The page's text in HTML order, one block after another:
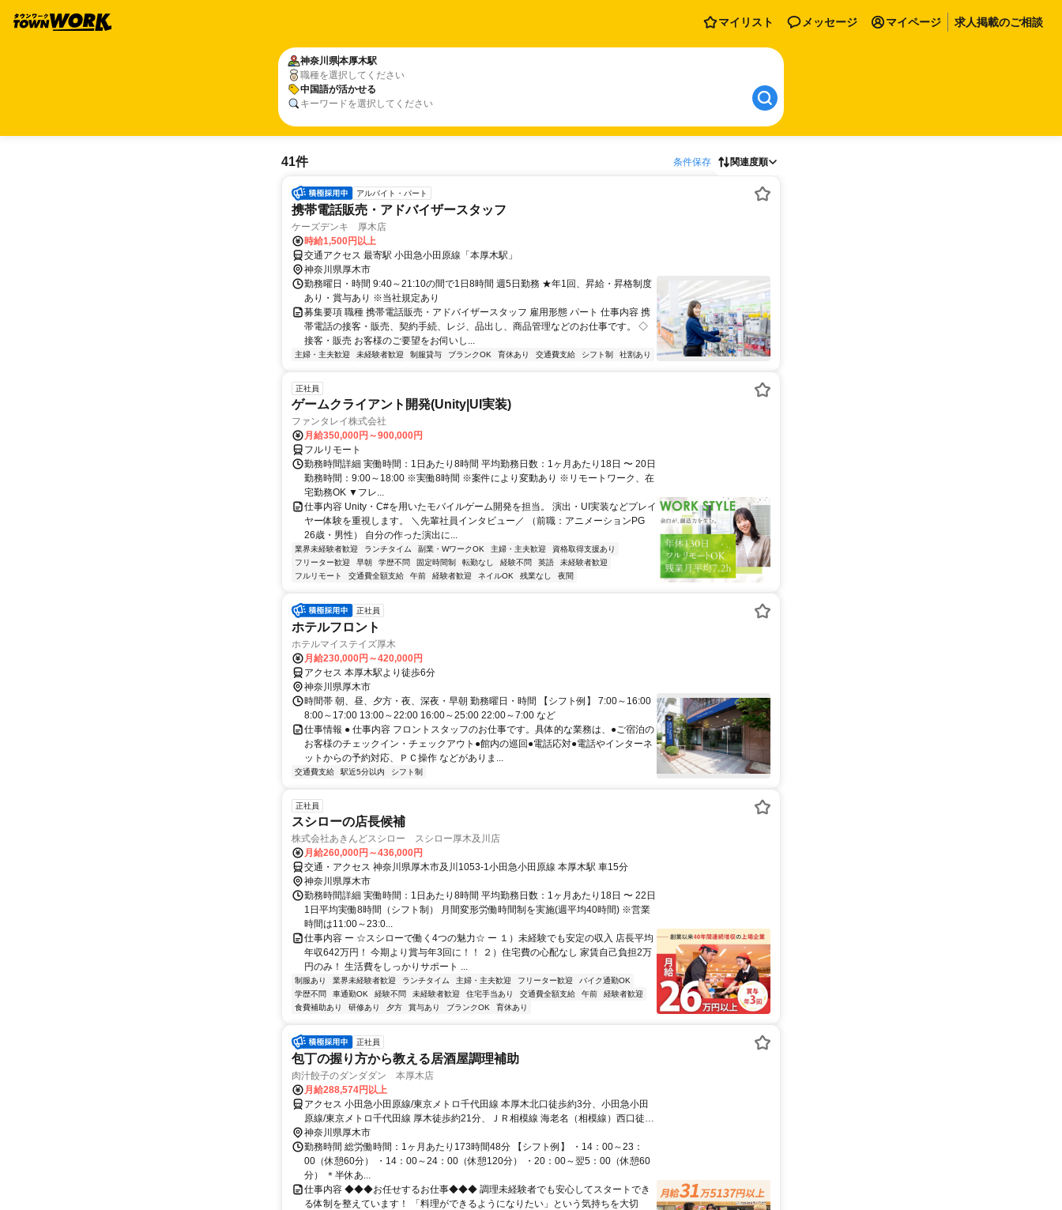
マイリスト メッセージ マイページ 求人掲載のご相談
神奈川県本厚木駅
職種を選択してください
中国語が活かせる
キーワードを選択してください
41件 条件保存 関連度順
アルバイト・パート
携帯電話販売・アドバイザースタッフ
ケーズデンキ 厚木店
時給1,500円以上
交通アクセス 最寄駅 小田急小田原線「本厚木駅」
神奈川県厚木市
勤務曜日・時間 9:40～21:10の間で1日8時間 週5日勤務 ★年1回、昇給・昇格制度
あり・賞与あり ※当社規定あり
募集要項 職種 携帯電話販売・アドバイザースタッフ 雇用形態 パート 仕事内容 携
帯電話の接客・販売、契約手続、レジ、品出し、商品管理などのお仕事です。 ◇
接客・販売 お客様のご要望をお伺いし...
主婦・主夫歓迎 未経験者歓迎 制服貸与 ブランクOK 育休あり 交通費支給 シフト制 社割あり
正社員
ゲームクライアント開発(Unity|UI実装)
ファンタレイ株式会社
月給350,000円～900,000円
フルリモート
勤務時間詳細 実働時間：1日あたり8時間 平均勤務日数：1ヶ月あたり18日 〜 20日
勤務時間：9:00～18:00 ※実働8時間 ※案件により変動あり ※リモートワーク、在
宅勤務OK ▼フレ...
仕事内容 Unity・C#を用いたモバイルゲーム開発を担当。 演出・UI実装などプレイ
ヤー体験を重視します。 ＼先輩社員インタビュー／ （前職：アニメーションPG
26歳・男性） 自分の作った演出に...
業界未経験者歓迎 ランチタイム 副業・WワークOK 主婦・主夫歓迎
資格取得支援あり
フリーター歓迎
早朝 学歴不問 固定時間制 転勤なし 経験不問 英語
未経験者歓迎
フルリモート
交通費全額支給 午前 経験者歓迎 ネイルOK 残業なし 夜間
正社員
ホテルフロント
ホテルマイステイズ厚木
月給230,000円～420,000円
アクセス 本厚木駅より徒歩6分
神奈川県厚木市
時間帯 朝、昼、夕方・夜、深夜・早朝 勤務曜日・時間 【シフト例】 7:00～16:00
8:00～17:00 13:00～22:00 16:00～25:00 22:00～7:00 など
仕事情報 ● 仕事内容 フロントスタッフのお仕事です。具体的な業務は、●ご宿泊の
お客様のチェックイン・チェックアウト●館内の巡回●電話応対●電話やインターネ
ットからの予約対応、ＰＣ操作 などがありま...
交通費支給 駅近5分以内 シフト制
正社員
スシローの店長候補
株式会社あきんどスシロー スシロー厚木及川店
月給260,000円～436,000円
交通・アクセス 神奈川県厚木市及川1053-1小田急小田原線 本厚木駅 車15分
神奈川県厚木市
勤務時間詳細 実働時間：1日あたり8時間 平均勤務日数：1ヶ月あたり18日 〜 22日
1日平均実働8時間（シフト制） 月間変形労働時間制を実施(週平均40時間) ※営業
時間は11:00～23:0...
仕事内容 ー ☆スシローで働く4つの魅力☆ ー １）未経験でも安定の収入 店長平均
年収642万円！ 今期より賞与年3回に！！ ２）住宅費の心配なし 家賃自己負担2万
円のみ！ 生活費をしっかりサポート ...
制服あり 業界未経験者歓迎 ランチタイム 主婦・主夫歓迎 フリーター歓迎
バイク通勤OK
学歴不問
車通勤OK 経験不問 未経験者歓迎 住宅手当あり 交通費全額支給 午前
経験者歓迎
食費補助あり
研修あり 夕方 賞与あり ブランクOK 育休あり
正社員
包丁の握り方から教える居酒屋調理補助
肉汁餃子のダンダダン 本厚木店
月給288,574円以上
アクセス 小田急小田原線/東京メトロ千代田線 本厚木北口徒歩約3分、小田急小田
原線/東京メトロ千代田線 厚木徒歩約21分、ＪＲ相模線 海老名（相模線）西口徒歩
約43分
神奈川県厚木市
勤務時間 総労働時間：1ヶ月あたり173時間48分 【シフト例】 ・14：00～23：
00（休憩60分） ・14：00～24：00（休憩120分） ・20：00～翌5：00（休憩60
分） ＊半休あ...
仕事内容 ◆◆◆お任せするお仕事◆◆◆ 調理未経験者でも安心してスタートでき
る体制を整えています！ 「料理ができるようになりたい」という気持ちを大切